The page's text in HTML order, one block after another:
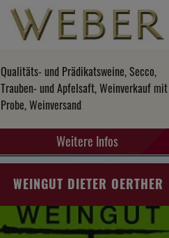
Qualitäts- und Prädikatsweine, Secco,
Trauben- und Apfelsaft, Weinverkauf mit
Probe, Weinversand
Weitere Infos
WEINGUT DIETER OERTHER